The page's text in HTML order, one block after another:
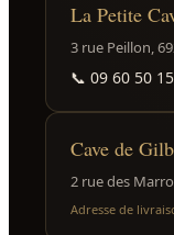
La Petite
3 rue Peillon,
📞 09 60 50
Cave de
2 rue des
Adresse de